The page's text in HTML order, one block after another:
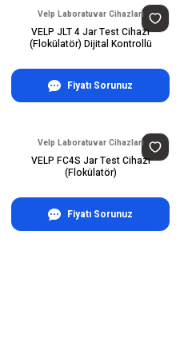
Velp Laboratuvar Cihazları
VELP JLT 4 Jar Test Cihazı
(Flokülatör) Dijital Kontrollü
Fiyatı Sorunuz
Velp Laboratuvar Cihazları
VELP FC4S Jar Test Cihazı
(Flokülatör)
Fiyatı Sorunuz